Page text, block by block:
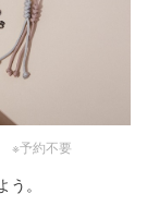
※予約不要
。